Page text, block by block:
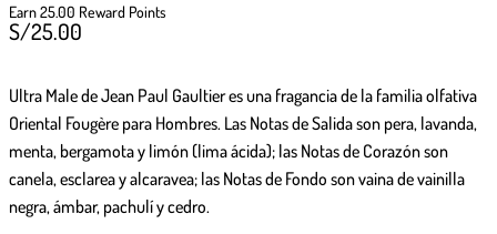
Earn 25.00 Reward Points
S/25.00
Ultra Male de Jean Paul Gaultieres una fragancia de la familia olfativa
Oriental Fougère para Hombres. Las Notas de Salida son pera, lavanda,
menta, bergamota y limón (lima ácida); las Notas de Corazón son
canela, esclarea y alcaravea; las Notas de Fondo son vaina de vainilla
negra, ámbar, pachulí y cedro.